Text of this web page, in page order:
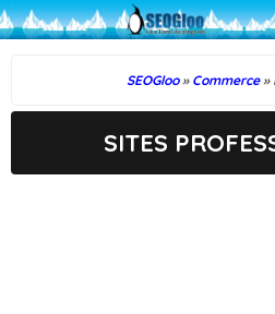
SEOGloo » Commerce »
SITES